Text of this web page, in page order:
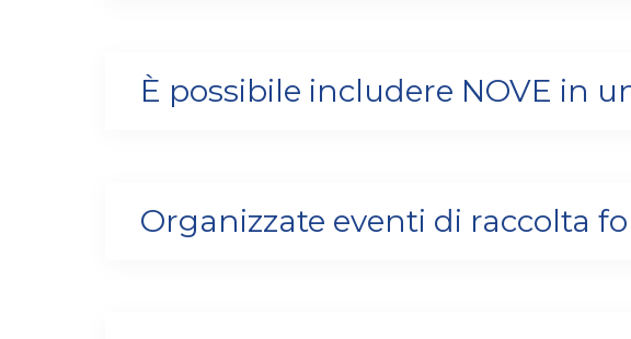
È possibile includere NOVE in
Organizzate eventi di raccolta